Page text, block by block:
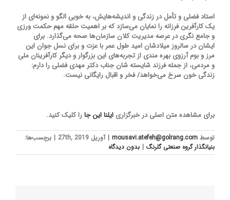
استاد فضلی و تأمل در زندگی و اندیشه‌هایش، به خوبی الگو و نمونه‌ای از
یک کارآفرین فرزانه را نمایان می‌سازد که بر اهمیت حلقه مهم حکمت ورزی
و جامع نگری در عرصه مدیریت کلان سازمان‌ها صحه می‌گذارد. برای
ایشان در سالروز میلادشان امید طول عمر با عزت و برای نسل جوان این
مرز و بوم آرزوی بهره مندی از تجربه‌های این بزرگوار و دیگر کارآفرینان ملی
و مردمی، از جمله فرزند شایسته شان جناب دکتر مهدی فضلی را دارم:
زندگی خون سرخ می‌خواهد/ فخر و اقبال رایگانی نیست.
برای مشاهده متن اصلی در خبرگزاری ایلنااین جارا کلیک کنید.
توسط mousavi.atefeh@golrang.com
| آوریل 27th, 2019 | برچسب‌ها:
بنیانگذار گروه صنعتی گلرنگ | بدون ديدگاه